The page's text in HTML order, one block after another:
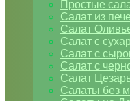
Простые
Салат из
Салат
Салат с
Салат с
Салат с
Салат
Салаты без